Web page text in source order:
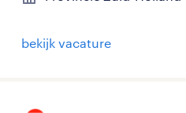
bekijk vacature